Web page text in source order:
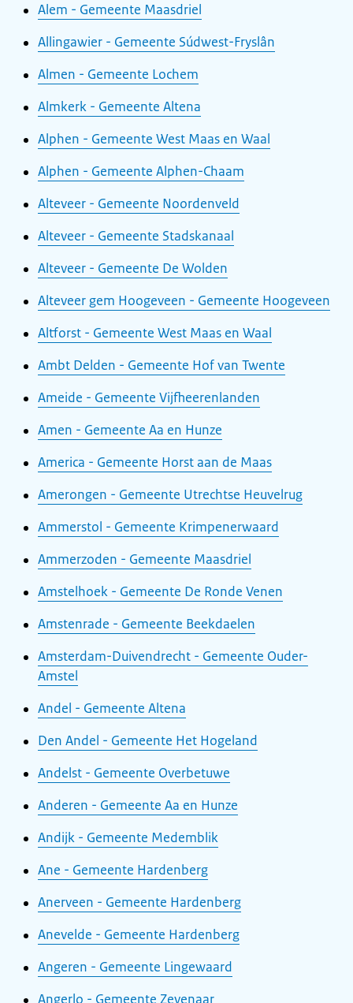
Alem - Gemeente Maasdriel
Allingawier - Gemeente Súdwest-Fryslân
Almen - Gemeente Lochem
Almkerk - Gemeente Altena
Alphen - Gemeente West Maas en Waal
Alphen - Gemeente Alphen-Chaam
Alteveer - Gemeente Noordenveld
Alteveer - Gemeente Stadskanaal
Alteveer - Gemeente De Wolden
Alteveer gem Hoogeveen - Gemeente Hoogeveen
Altforst - Gemeente West Maas en Waal
Ambt Delden - Gemeente Hof van Twente
Ameide - Gemeente Vijfheerenlanden
Amen - Gemeente Aa en Hunze
America - Gemeente Horst aan de Maas
Amerongen - Gemeente Utrechtse Heuvelrug
Ammerstol - Gemeente Krimpenerwaard
Ammerzoden - Gemeente Maasdriel
Amstelhoek - Gemeente De Ronde Venen
Amstenrade - Gemeente Beekdaelen
Amsterdam-Duivendrecht - Gemeente Ouder-
Amstel
Andel - Gemeente Altena
Den Andel - Gemeente Het Hogeland
Andelst - Gemeente Overbetuwe
Anderen - Gemeente Aa en Hunze
Andijk - Gemeente Medemblik
Ane - Gemeente Hardenberg
Anerveen - Gemeente Hardenberg
Anevelde - Gemeente Hardenberg
Angeren - Gemeente Lingewaard
Angerlo - Gemeente Zevenaar